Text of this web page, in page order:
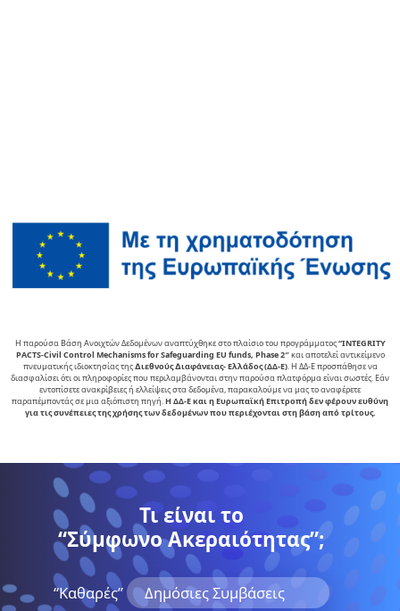
Η παρούσα Βάση Ανοιχτών Δεδομένων αναπτύχθηκε στο πλαίσιο του προγράμματος“INTEGRITY
PACTS-Civil Control Mechanisms for Safeguarding EU funds, Phase 2″και αποτελεί αντικείµενο
πνευµατικής ιδιοκτησίας της∆ιεθνούς ∆ιαφάνειας- Ελλάδος (ΔΔ-Ε). Η ΔΔ-Ε προσπάθησε να
διασφαλίσει ότι οι πληροφορίες που περιλαμβάνονται στην παρούσα πλατφόρμα είναι σωστές. Εάν
εντοπίσετε ανακρίβειες ή ελλείψεις στα δεδομένα, παρακαλούμε να μας το αναφέρετε
παραπέμποντάς σε μια αξιόπιστη πηγή.Η ΔΔ-Ε και η Ευρωπαϊκή Επιτροπή δεν φέρουν ευθύνη
για τις συνέπειες της χρήσης των δεδομένων που περιέχονται στη βάση από τρίτους.
Τι είναι το
“Σύμφωνο Ακεραιότητας”;
“Kαθαρές” Δημόσιες Συμβάσεις